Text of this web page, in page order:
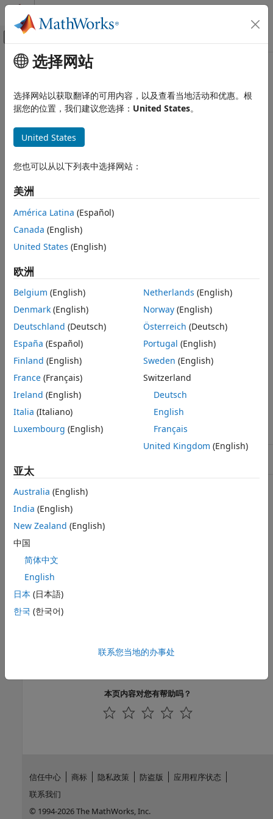
跳到内容
画布外导航菜单切换
文档主页
Simulink Check
检查状态内文本的使用
描述
结果和建议的操作
功能和限制
主要内容
本页采用了机器翻译。点击此处可查看英文原文。
检查状态内文本的使用
检查 ID ： mathworks.jmaab.jc_0739
描述
标识文本超出状态边界的 Stateflow
此检查需要 Simulink®
检查参数化
此检查不包括子检查，因为 MAB 建模规范仅提供一个子 ID。
作为参考，NA-MAAB 和 JMAAB 建模标准组织建议使用的 MAB
NA-MAAB - a
结果和建议的操作
条件
建议的操作
状态的文本超出状态边界。
确保 Stateflow 状态内的文本
功能和限制
标记模型中在文本内有换行符字符的 Stateflow 状态。即使
Stateflow 状态内的文本没有超出状态边界，也会发生这种情
对库模型运行。
可以分析库链接模块的内容。默认情况下，输入参数
links设置为
本页内容对您有帮助吗？
选择网站
选择网站以获取翻译的可用内容，以及查看当地活动和优惠。根
据您的位置，我们建议您选择： United States。
United States
您也可以从以下列表中选择网站：
美洲
América Latina (Español)
Canada (English)
United States (English)
欧洲
Belgium (English)
Denmark (English)
Deutschland (Deutsch)
España (Español)
Finland (English)
France (Français)
Ireland (English)
Italia (Italiano)
Luxembourg (English)
Netherlands (English)
Norway(English)
Österreich (Deutsch)
Portugal (English)
Sweden (English)
Switzerland
Deutsch
English
Français
United Kingdom (English)
亚太
Australia (English)
India (English)
New Zealand (English)
中国
简体中文
English
日本 (日本語)
한국 (한국어)
联系您当地的办事处
信任中心 商标 隐私政策 防盗版
应用程序状态
联系我们
© 1994-2026 The MathWorks, Inc.